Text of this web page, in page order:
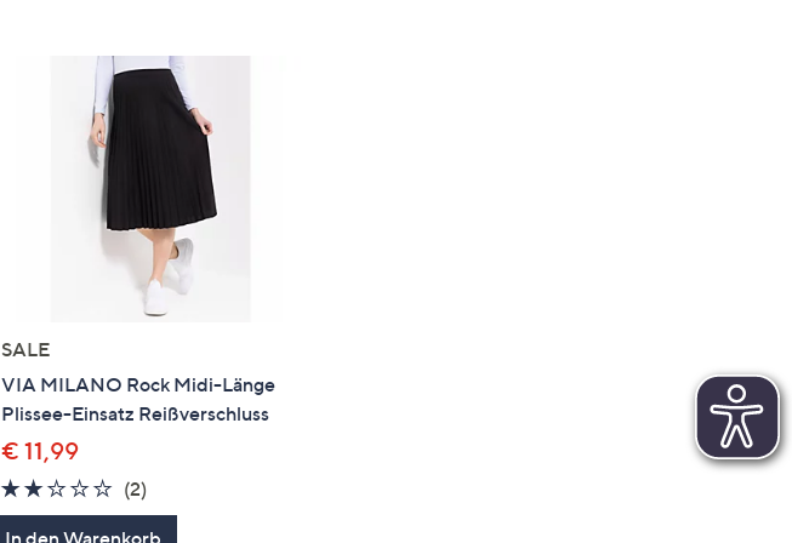
SALE
VIA MILANO Rock Midi-Länge
Plissee-Einsatz Reißverschluss
€ 11,99
2.0
von
(2)
Bewertungen
In den Warenkorb